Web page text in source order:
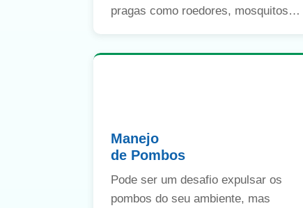
pragas como roedores, mosquitos,
Manejo
de Pombos
Pode ser um desafio expulsar os
pombos do seu ambiente, mas